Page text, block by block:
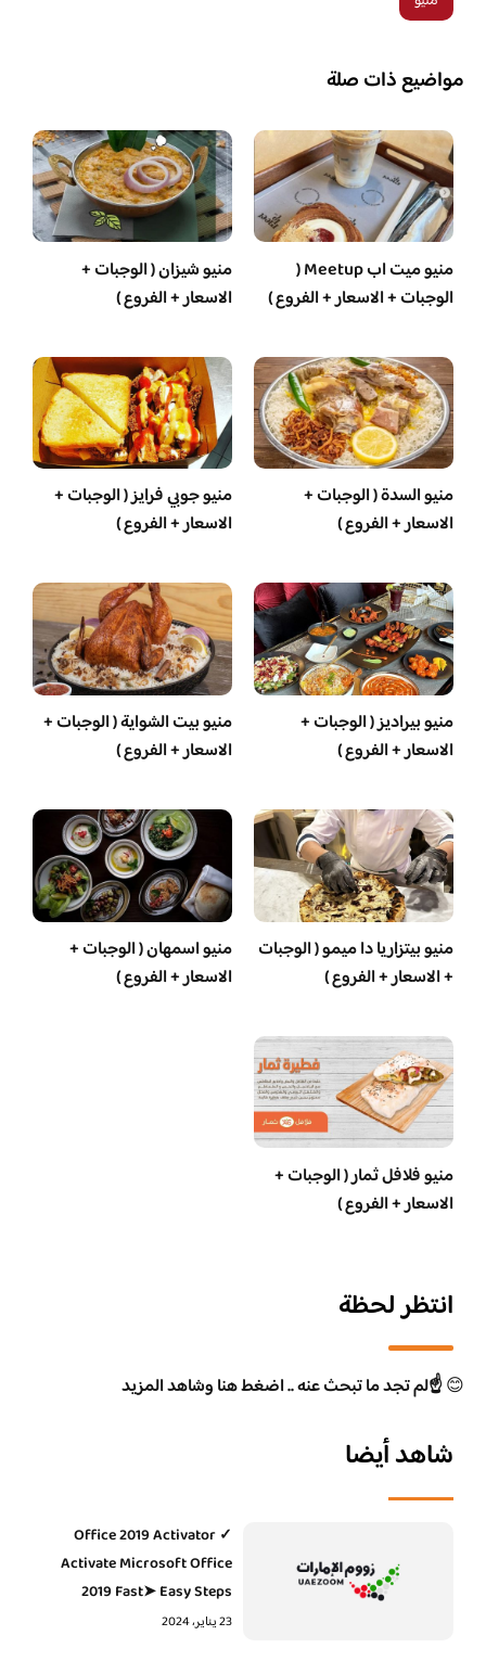
مواضيع ذات صلة
منيو ميت اب Meetup (
الوجبات + الاسعار + الفروع )
منيو شيزان ( الوجبات +
الاسعار + الفروع )
منيو السدة ( الوجبات +
الاسعار + الفروع )
منيو جوبي فرايز ( الوجبات +
الاسعار + الفروع )
منيو بيراديز ( الوجبات +
الاسعار + الفروع )
منيو بيت الشواية ( الوجبات +
الاسعار + الفروع )
منيو بيتزاريا دا ميمو ( الوجبات
+ الاسعار + الفروع )
منيو اسمهان ( الوجبات +
الاسعار + الفروع )
منيو فلافل ثمار ( الوجبات +
الاسعار + الفروع )
انتظر لحظة
😊☝️لم تجد ما تبحث عنه .. اضغط هنا وشاهد المزيد
شاهد أيضا
Office 2019 Activator ✓
Activate Microsoft Office
2019 Fast➤ Easy Steps
23 يناير، 2024